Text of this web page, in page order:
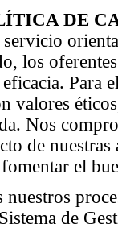
DE
los
Para
valores
Nos
de
fomentar el
de